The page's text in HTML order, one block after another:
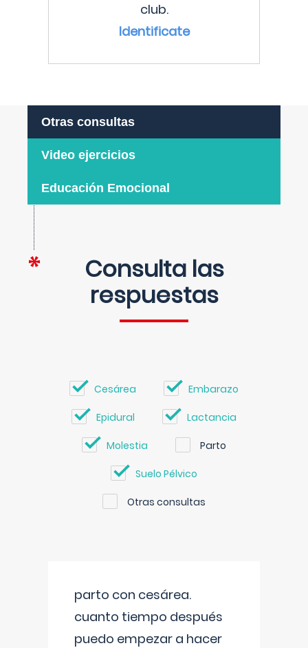
club.
Identificate
Otras consultas
Video ejercicios
Educación Emocional
Consulta las
respuestas
Cesárea Embarazo
Epidural Lactancia
Molestia Parto
Suelo Pélvico
Otras consultas
parto con cesárea.
cuanto tiempo después
puedo empezar a hacer